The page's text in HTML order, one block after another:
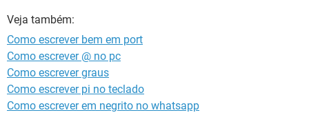
Veja também:
Como escrever bem em port
Como escrever @ no pc
Como escrever graus
Como escrever pi no teclado
Como escrever em negrito no whatsapp